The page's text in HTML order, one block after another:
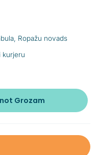
Ropažu novads
kurjeru
Grozam